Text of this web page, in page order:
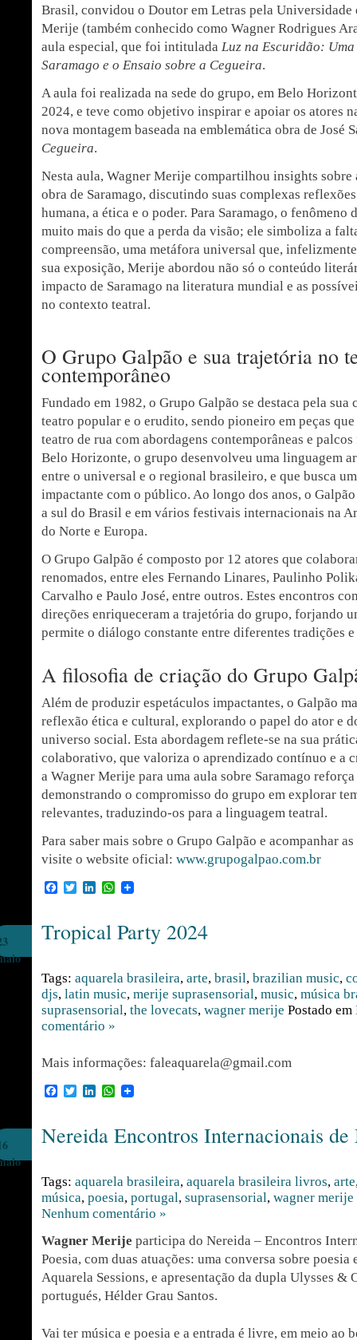
Brasil, convidou o Doutor em Letras pela Universidade
Merije (também conhecido como Wagner Rodrigues
aula especial, que foi intitulada Luz na Escuridão:
Saramago e o Ensaio sobre a Cegueira.
A aula foi realizada na sede do grupo, em Belo
2024, e teve como objetivo inspirar e apoiar os atores
nova montagem baseada na emblemática obra de José
Cegueira.
Nesta aula, Wagner Merije compartilhou insights sobre
obra de Saramago, discutindo suas complexas
humana, a ética e o poder. Para Saramago, o fenômeno
muito mais do que a perda da visão; ele simboliza a
compreensão, uma metáfora universal que,
sua exposição, Merije abordou não só o conteúdo
impacto de Saramago na literatura mundial e as
no contexto teatral.
O Grupo Galpão e sua trajetória no
contemporâneo
Fundado em 1982, o Grupo Galpão se destaca pela sua
teatro popular e o erudito, sendo pioneiro em peças
teatro de rua com abordagens contemporâneas e
Belo Horizonte, o grupo desenvolveu uma linguagem
entre o universal e o regional brasileiro, e que busca
impactante com o público. Ao longo dos anos, o
a sul do Brasil e em vários festivais internacionais na
do Norte e Europa.
O Grupo Galpão é composto por 12 atores que
renomados, entre eles Fernando Linares, Paulinho
Carvalho e Paulo José, entre outros. Estes encontros
direções enriqueceram a trajetória do grupo, forjando
permite o diálogo constante entre diferentes tradições
A filosofia de criação do Grupo
Além de produzir espetáculos impactantes, o Galpão
reflexão ética e cultural, explorando o papel do ator e
universo social. Esta abordagem reflete-se na sua
colaborativo, que valoriza o aprendizado contínuo e a
a Wagner Merije para uma aula sobre Saramago
demonstrando o compromisso do grupo em explorar
relevantes, traduzindo-os para a linguagem teatral.
Para saber mais sobre o Grupo Galpão e acompanhar
visite o website oficial: www.grupogalpao.com.br
Facebook
TwitterLinkedInWhatsApp
Tropical Party 2024
Tags: aquarela brasileira, arte, brasil, brazilian music,
djs, latin music, merije suprasensorial, music, música
suprasensorial, the lovecats, wagner merije Postado em
comentário »
Mais informações: faleaquarela@gmail.com
Facebook
TwitterLinkedInWhatsApp
Nereida Encontros Internacionais de
Tags: aquarela brasileira, aquarela brasileira livros, arte
música, poesia, portugal, suprasensorial, wagner merije
Nenhum comentário »
Wagner Merije participa do Nereida – Encontros
Poesia, com duas atuações: uma conversa sobre poesia
Aquarela Sessions, e apresentação da dupla Ulysses &
portugués, Hélder Grau Santos.
Vai ter música e poesia e a entrada é livre, em meio ao